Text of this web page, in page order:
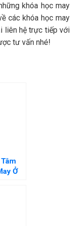
khóa học may
các khóa học may
liên hệ trực tiếp với
tư vấn nhé!
Ở